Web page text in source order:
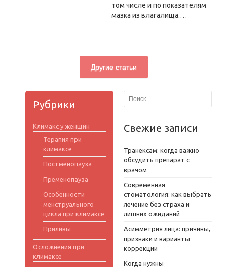
том числе и по показателям
мазка из влагалища.…
Другие статьи
Рубрики
Климакс у женщин
Терапия при
климаксе
Постменопауза
Пременопауза
Особенности
менструального
цикла при климаксе
Приливы
Осложнения при
климаксе
Свежие записи
Транексам: когда важно
обсудить препарат с
врачом
Современная
стоматология: как выбрать
лечение без страха и
лишних ожиданий
Асимметрия лица: причины,
признаки и варианты
коррекции
Когда нужны